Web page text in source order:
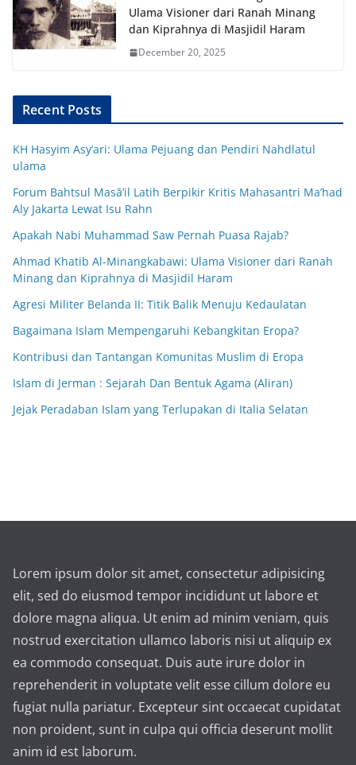
Ulama Visioner dari Ranah Minang
dan Kiprahnya di Masjidil Haram
December 20, 2025
Recent Posts
KH Hasyim Asy’ari: Ulama Pejuang dan Pendiri Nahdlatul
ulama
Forum Bahtsul Masā’il Latih Berpikir Kritis Mahasantri Ma’had
Aly Jakarta Lewat Isu Rahn
Apakah Nabi Muhammad Saw Pernah Puasa Rajab?
Ahmad Khatib Al-Minangkabawi: Ulama Visioner dari Ranah
Minang dan Kiprahnya di Masjidil Haram
Agresi Militer Belanda II: Titik Balik Menuju Kedaulatan
Bagaimana Islam Mempengaruhi Kebangkitan Eropa?
Kontribusi dan Tantangan Komunitas Muslim di Eropa
Islam di Jerman : Sejarah Dan Bentuk Agama (Aliran)
Jejak Peradaban Islam yang Terlupakan di Italia Selatan
Lorem ipsum dolor sit amet, consectetur adipisicing
elit, sed do eiusmod tempor incididunt ut labore et
dolore magna aliqua. Ut enim ad minim veniam, quis
nostrud exercitation ullamco laboris nisi ut aliquip ex
ea commodo consequat. Duis aute irure dolor in
reprehenderit in voluptate velit esse cillum dolore eu
fugiat nulla pariatur. Excepteur sint occaecat cupidatat
non proident, sunt in culpa qui officia deserunt mollit
anim id est laborum.